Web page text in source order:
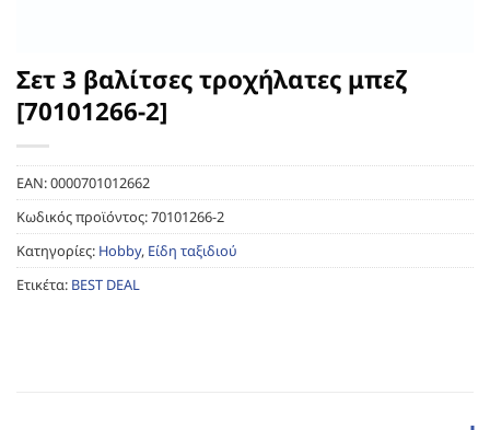
Σετ 3 βαλίτσες τροχήλατες μπεζ
[70101266-2]
EAN:0000701012662
Κωδικός προϊόντος:70101266-2
Κατηγορίες: Hobby, Είδη ταξιδιού
Ετικέτα: BEST DEAL